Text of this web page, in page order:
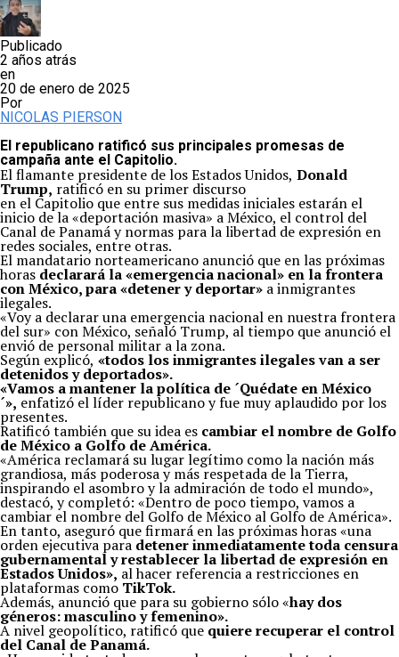
Publicado
2 años atrás
en
20 de enero de 2025
Por
NICOLAS PIERSON
El republicano ratificó sus principales promesas de
campaña ante el Capitolio.
El flamante presidente de los Estados Unidos, Donald
Trump, ratificó en su primer discurso
en el Capitolio que entre sus medidas iniciales estarán el
inicio de la «deportación masiva» a México, el control del
Canal de Panamá y normas para la libertad de expresión en
redes sociales, entre otras.
El mandatario norteamericano anunció que en las próximas
horas declarará la «emergencia nacional» en la frontera
con México, para «detener y deportar» a inmigrantes
ilegales.
«Voy a declarar una emergencia nacional en nuestra frontera
del sur» con México, señaló Trump, al tiempo que anunció el
envió de personal militar a la zona.
Según explicó, «todos los inmigrantes ilegales van a ser
detenidos y deportados».
«Vamos a mantener la política de ´Quédate en México
´», enfatizó el líder republicano y fue muy aplaudido por los
presentes.
Ratificó también que su idea es cambiar el nombre de Golfo
de México a Golfo de América.
«América reclamará su lugar legítimo como la nación más
grandiosa, más poderosa y más respetada de la Tierra,
inspirando el asombro y la admiración de todo el mundo»,
destacó, y completó: «Dentro de poco tiempo, vamos a
cambiar el nombre del Golfo de México al Golfo de América».
En tanto, aseguró que firmará en las próximas horas «una
orden ejecutiva para detener inmediatamente toda censura
gubernamental y restablecer la libertad de expresión en
Estados Unidos», al hacer referencia a restricciones en
plataformas como TikTok.
Además, anunció que para su gobierno sólo «hay dos
géneros: masculino y femenino».
A nivel geopolítico, ratificó que quiere recuperar el control
del Canal de Panamá.